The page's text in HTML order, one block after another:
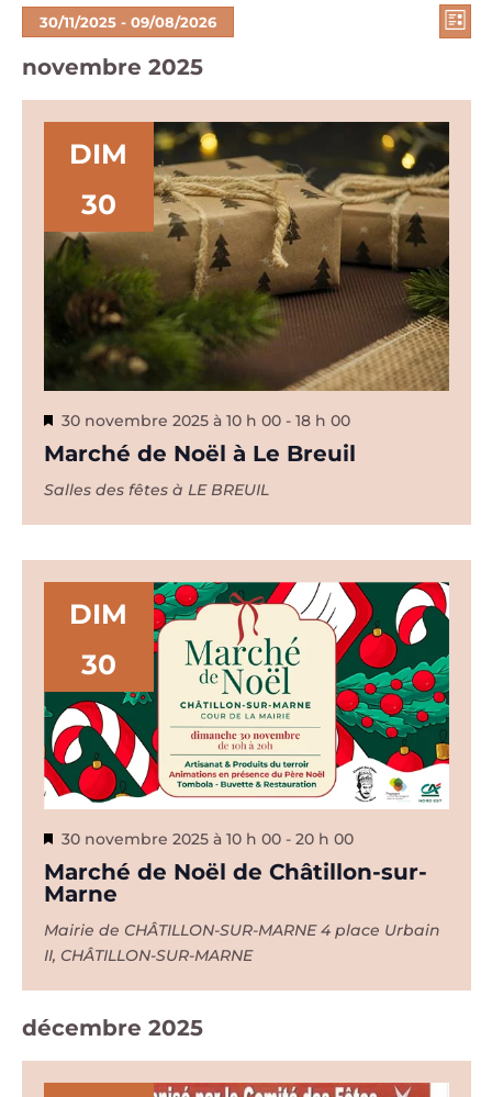
Évènements
par
de
Liste
30/11/2025 - 09/08/2026
une
date.
novembre 2025
DIM
30
Marché de Noël à Le Breuil
Mis
en
30 novembre 2025 à 10 h 00- 18 h 00
Salles des fêtes à LE BREUIL
DIM
30
Marché de Noël de Châtillon-sur-
Marne
Mis
en
avant
30 novembre 2025 à 10 h 00- 20 h 00
Mairie de CHÂTILLON-SUR-MARNE4 place Urbain
II, CHÂTILLON-SUR-MARNE
décembre 2025